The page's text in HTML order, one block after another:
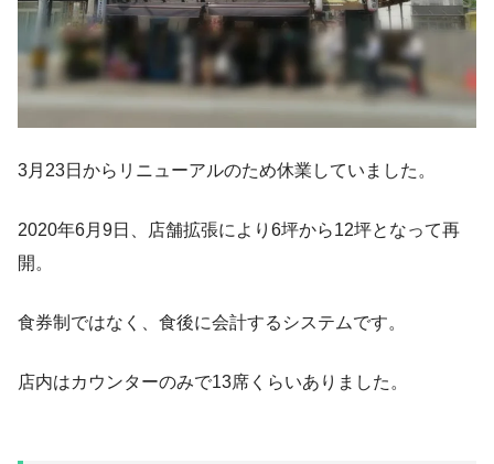
3月23日からリニューアルのため休業していました。
2020年6月9日、店舗拡張により6坪から12坪となって再
開。
食券制ではなく、食後に会計するシステムです。
店内はカウンターのみで13席くらいありました。